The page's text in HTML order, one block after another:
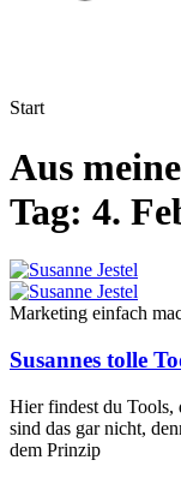
Start
Aus
Tag: 4.
Marketing einfach
Susannes tolle
Hier findest du Tools,
sind das gar nicht,
dem Prinzip